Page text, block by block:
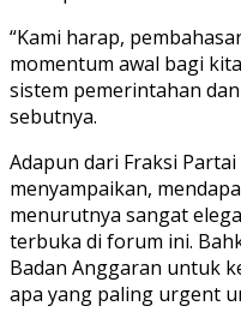
“Kami harap,
momentum awal bagi
sistem pemerintahan
sebutnya.
Adapun dari Fraksi
menyampaikan,
menurutnya sangat
terbuka di forum ini.
Badan Anggaran untuk
apa yang paling urgent